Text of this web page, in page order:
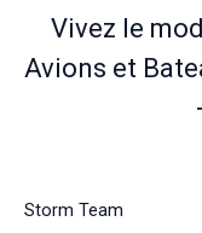
Vivez le
Avions et
Storm Team